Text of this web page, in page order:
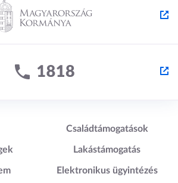
Lábléc2
Családtámogatások
Lakástámogatás
Elektronikus ügyintézés